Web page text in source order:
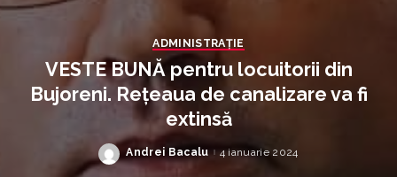
ADMINISTRAŢIE
VESTE BUNĂ pentru locuitorii din
Bujoreni. Rețeaua de canalizare va fi
extinsă
Posted
by
Andrei Bacalu 4 ianuarie 2024